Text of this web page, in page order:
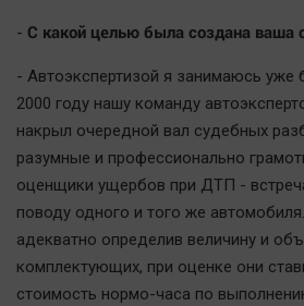
Технологии
Отраслевые темы
Hедвижимость
Образование
XX век: криминальные уроки
Банки
Медиаграмотность
- С какой целью была создана ваша
- Автоэкспертизой я занимаюсь уже
2000 году нашу команду
накрыл очередной вал судебных
разумные и профессионально
оценщики ущербов при ДТП -
поводу одного и того же
адекватно определив величину и
комплектующих, при оценке они
стоимость нормо-часа по